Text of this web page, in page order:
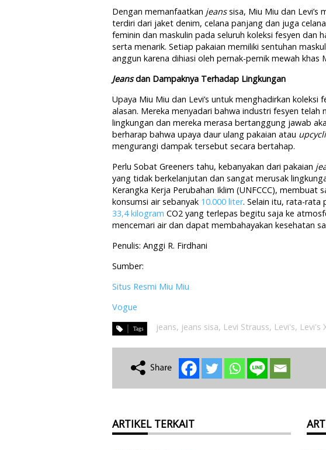
Dengan memanfaatkan jeanssisa, Miu Miu dan Levi’s
terdiri dari jaket denim, celana panjang dan juga
feminin dan maskulin pada seluruh koleksi fesyen dan
serta menarik. Setiap pakaian memiliki sentuhan
anggun karena dihiasi oleh pernak-pernik mewah khas
Jeansdan Dampaknya Terhadap Lingkungan
Upaya Miu Miu dan Levi’s untuk menghadirkan koleksi
alasan. Mereka menyadari bahwa industri fesyen
lingkungan dan mereka merasa bertanggung jawab
berharap bahwa upaya daur ulang pakaian atau
mengurangi dampak tersebut secara bertahap.
Perlu Sobat Greeners tahu, kebanyakan dari pakaian
yang tidak berkelanjutan dan sangat merusak
Kerangka Kerja Perubahan Iklim (UNFCCC), membuat
konsumsi air sebanyak 10.000 liter. Selain itu, rata-rata
33,4 kilogram CO2 yang terlepas begitu saja ke
mencemari air dan dapat membahayakan kesehatan
Penulis: Anggi R. Firdhani
Sumber:
Situs Resmi Miu Miu
Vogue
jeans, jeans sisa, Levi Strauss, Levi's, Levi's
ARTIKEL TERKAIT